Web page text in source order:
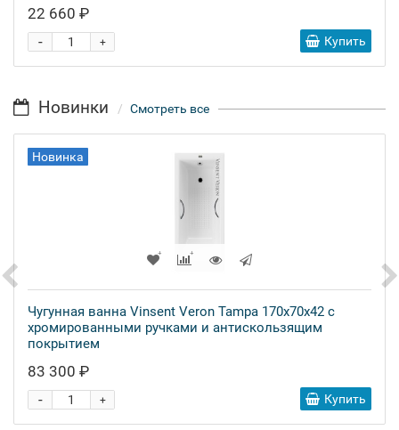
22 660 ₽
+
- Купить
Новинки Смотреть все
Новинка
Чугунная ванна Vinsent Veron Tampa 170x70x42 с
хромированными ручками и антискользящим
покрытием
83 300 ₽
+
- Купить